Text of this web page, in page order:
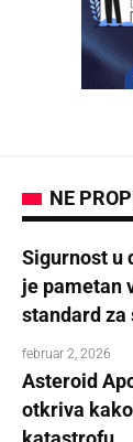
NE
Sigurnost u
je pametan
standard za
februar 2, 2026
Asteroid
otkriva